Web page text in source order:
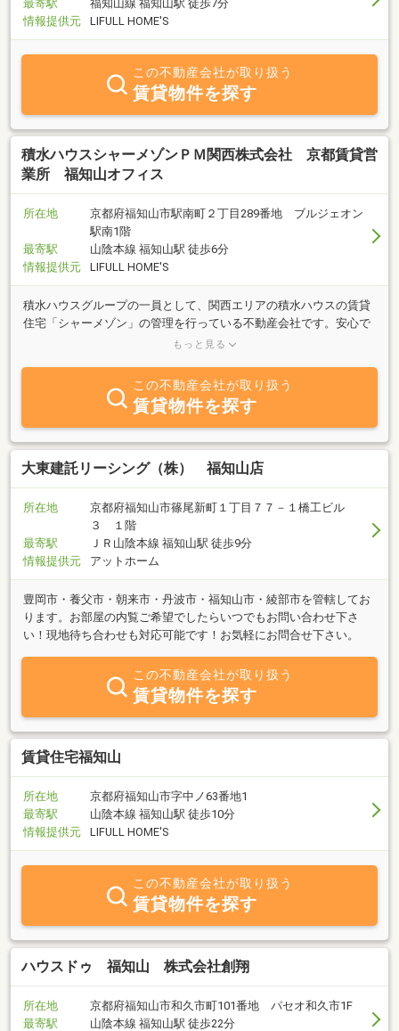
最寄駅
福知山線 福知山駅 徒歩7分
情報提供元
LIFULL HOME'S
この不動産会社が取り扱う
賃貸物件を探す
積水ハウスシャーメゾンＰＭ関西株式会社 京都賃貸営
業所 福知山オフィス
所在地
京都府福知山市駅南町２丁目289番地 ブルジェオン
駅南1階
最寄駅
山陰本線 福知山駅 徒歩6分
情報提供元
LIFULL HOME'S
積水ハウスグループの一員として、関西エリアの積水ハウスの賃貸
住宅「シャーメゾン」の管理を行っている不動産会社です。安心で
納得いただける住まいの場の提供を心掛け、皆さまの暮らしをサポ
もっと見る
この不動産会社が取り扱う
賃貸物件を探す
大東建託リーシング（株） 福知山店
所在地
京都府福知山市篠尾新町１丁目７７－１橋工ビル
３ １階
最寄駅
ＪＲ山陰本線 福知山駅 徒歩9分
情報提供元
アットホーム
豊岡市・養父市・朝来市・丹波市・福知山市・綾部市を管轄してお
ります。お部屋の内覧ご希望でしたらいつでもお問い合わせ下さ
い！現地待ち合わせも対応可能です！お気軽にお問合せ下さい。
この不動産会社が取り扱う
賃貸物件を探す
賃貸住宅福知山
所在地
京都府福知山市字中ノ63番地1
最寄駅
山陰本線 福知山駅 徒歩10分
情報提供元
LIFULL HOME'S
この不動産会社が取り扱う
賃貸物件を探す
ハウスドゥ 福知山 株式会社創翔
所在地
京都府福知山市和久市町101番地 パセオ和久市1F
最寄駅
山陰本線 福知山駅 徒歩22分